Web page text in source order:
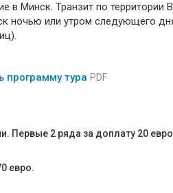
в Минск. Транзит по территории
ночью или утром следующего
программу тура PDF
Первые 2 ряда за доплату 20
евро.